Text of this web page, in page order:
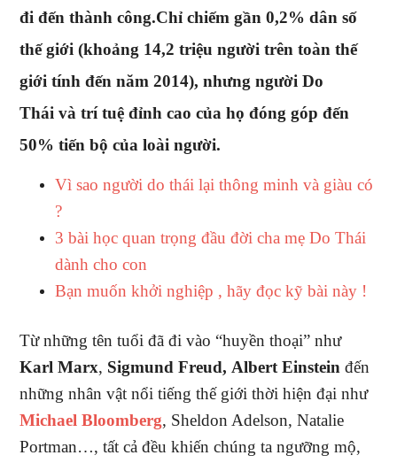
đi đến thành công.Chỉ chiếm gần 0,2% dân số
thế giới (khoảng 14,2 triệu người trên toàn thế
giới tính đến năm 2014), nhưng người Do
Thái và trí tuệ đỉnh cao của họ đóng góp đến
50% tiến bộ của loài người.
Vì sao người do thái lại thông minh và giàu có
?
3 bài học quan trọng đầu đời cha mẹ Do Thái
dành cho con
Bạn muốn khởi nghiệp , hãy đọc kỹ bài này !
Từ những tên tuổi đã đi vào “huyền thoại” như
Karl Marx, Sigmund Freud, Albert Einstein đến
những nhân vật nổi tiếng thế giới thời hiện đại như
Michael Bloomberg, Sheldon Adelson, Natalie
Portman…, tất cả đều khiến chúng ta ngưỡng mộ,